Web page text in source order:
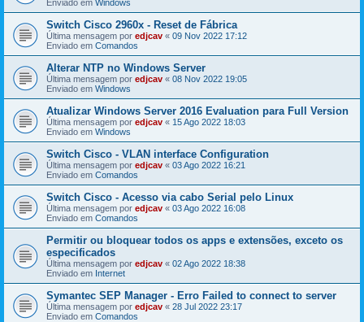
Enviado em Windows
Switch Cisco 2960x - Reset de Fábrica
Última mensagem por edjcav « 09 Nov 2022 17:12
Enviado em Comandos
Alterar NTP no Windows Server
Última mensagem por edjcav « 08 Nov 2022 19:05
Enviado em Windows
Atualizar Windows Server 2016 Evaluation para Full Version
Última mensagem por edjcav « 15 Ago 2022 18:03
Enviado em Windows
Switch Cisco - VLAN interface Configuration
Última mensagem por edjcav « 03 Ago 2022 16:21
Enviado em Comandos
Switch Cisco - Acesso via cabo Serial pelo Linux
Última mensagem por edjcav « 03 Ago 2022 16:08
Enviado em Comandos
Permitir ou bloquear todos os apps e extensões, exceto os
especificados
Última mensagem por edjcav « 02 Ago 2022 18:38
Enviado em Internet
Symantec SEP Manager - Erro Failed to connect to server
Última mensagem por edjcav « 28 Jul 2022 23:17
Enviado em Comandos